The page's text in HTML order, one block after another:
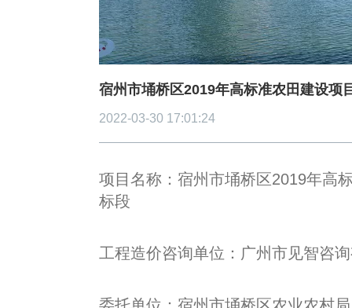
宿州市埇桥区2019年高标准农田建设项
2022-03-30 17:01:24
项目名称： 宿州市埇桥区2019年高
标段
工程造价咨询单位：广州市见智咨